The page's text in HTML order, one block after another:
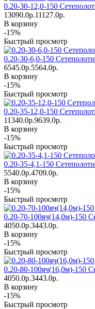
0.20-30-12,0-150
13090.0р.11127.0р.
В корзину
-15%
Быстрый просмотр
0.20-30-6,0-150
6545.0р.5564.0р.
В корзину
-15%
Быстрый просмотр
0.20-35-12,0-150
11340.0р.9639.0р.
В корзину
-15%
Быстрый просмотр
0.20-35-4,1-150
5540.0р.4709.0р.
В корзину
-15%
Быстрый просмотр
0.20-70-100яч(14,0м)-150
4050.0р.3443.0р.
В корзину
-15%
Быстрый просмотр
0.20-80-100яч(16,0м)-150
4050.0р.3443.0р.
В корзину
-15%
Быстрый просмотр